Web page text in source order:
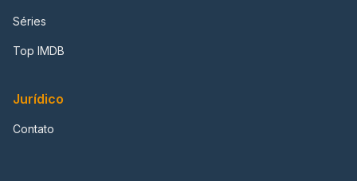
Séries
Top IMDB
Jurídico
Contato